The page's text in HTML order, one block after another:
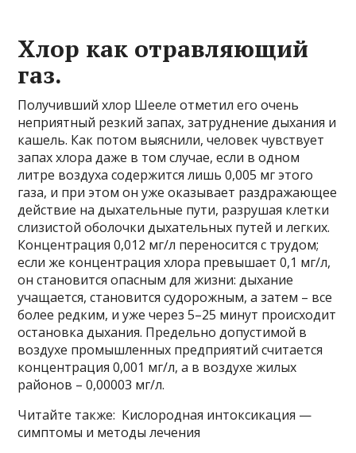
Хлор как отравляющий
газ.
Получивший хлор Шееле отметил его очень
неприятный резкий запах, затруднение дыхания и
кашель. Как потом выяснили, человек чувствует
запах хлора даже в том случае, если в одном
литре воздуха содержится лишь 0,005 мг этого
газа, и при этом он уже оказывает раздражающее
действие на дыхательные пути, разрушая клетки
слизистой оболочки дыхательных путей и легких.
Концентрация 0,012 мг/л переносится с трудом;
если же концентрация хлора превышает 0,1 мг/л,
он становится опасным для жизни: дыхание
учащается, становится судорожным, а затем – все
более редким, и уже через 5–25 минут происходит
остановка дыхания. Предельно допустимой в
воздухе промышленных предприятий считается
концентрация 0,001 мг/л, а в воздухе жилых
районов – 0,00003 мг/л.
Читайте также: Кислородная интоксикация —
симптомы и методы лечения